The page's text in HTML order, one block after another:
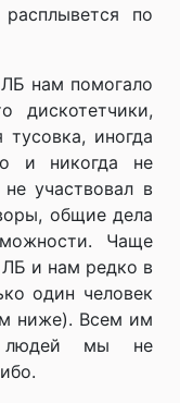
по
нам помогало
дискотетчики,
иногда
и никогда не
участвовал в
общие дела
Чаще
и нам редко в
один человек
ниже). Всем им
людей мы не